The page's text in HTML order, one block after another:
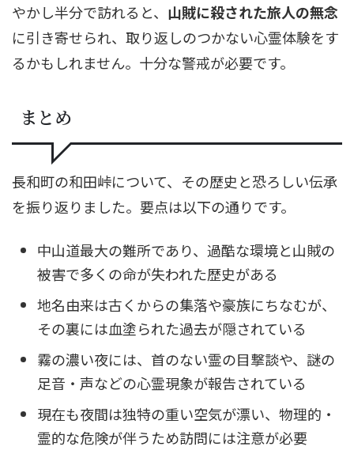
やかし半分で訪れると、 山賊に殺された旅人の無念
に引き寄せられ、取り返しのつかない心霊体験をす
るかもしれません。十分な警戒が必要です。
まとめ
長和町の和田峠について、その歴史と恐ろしい伝承
を振り返りました。要点は以下の通りです。
中山道最大の難所であり、過酷な環境と山賊の
被害で多くの命が失われた歴史がある
地名由来は古くからの集落や豪族にちなむが、
その裏には血塗られた過去が隠されている
霧の濃い夜には、首のない霊の目撃談や、謎の
足音・声などの心霊現象が報告されている
現在も夜間は独特の重い空気が漂い、物理的・
霊的な危険が伴うため訪問には注意が必要